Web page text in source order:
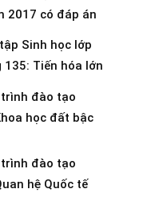
2017 có đáp án
Sinh học lớp
135: Tiến hóa lớn
đào tạo
học đất bậc
đào tạo
hệ Quốc tế